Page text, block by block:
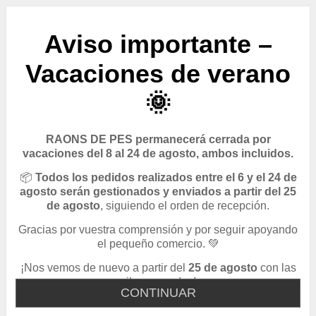
CONTINUAR
Aviso importante –
Vacaciones de verano
🌞
RAONS DE PES permanecerá cerrada por
vacaciones del 8 al 24 de agosto, ambos incluidos.
📦 Todos los pedidos realizados entre el 6 y el 24 de
agosto serán gestionados y enviados a partir del 25
de agosto, siguiendo el orden de recepción.
Gracias por vuestra comprensión y por seguir apoyando
el pequeño comercio. 💚
¡Nos vemos de nuevo a partir del 25 de agosto con las
pilas cargadas!